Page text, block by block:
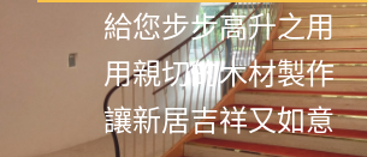
給您步步高升之用
用親切的木材製作
讓新居吉祥又如意